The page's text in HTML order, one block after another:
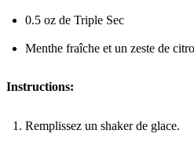
0.5 oz de Triple Sec
Menthe fraîche et un zeste de
Instructions:
Remplissez un shaker de glace.